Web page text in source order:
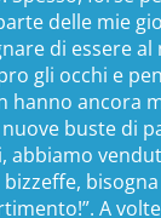
delle mie
di essere al
gli occhi e
hanno ancora
buste di
abbiamo
A